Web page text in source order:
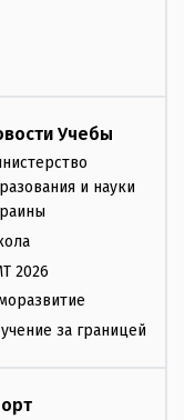
Учебы
и науки
2026
за границей